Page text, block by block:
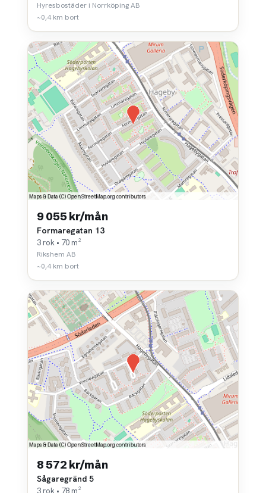
Hyresbostäder i Norrköping AB
~0,4 km bort
9 055 kr/mån
Formaregatan 13
3 rok • 70 m²
Rikshem AB
~0,4 km bort
8 572 kr/mån
Sågaregränd 5